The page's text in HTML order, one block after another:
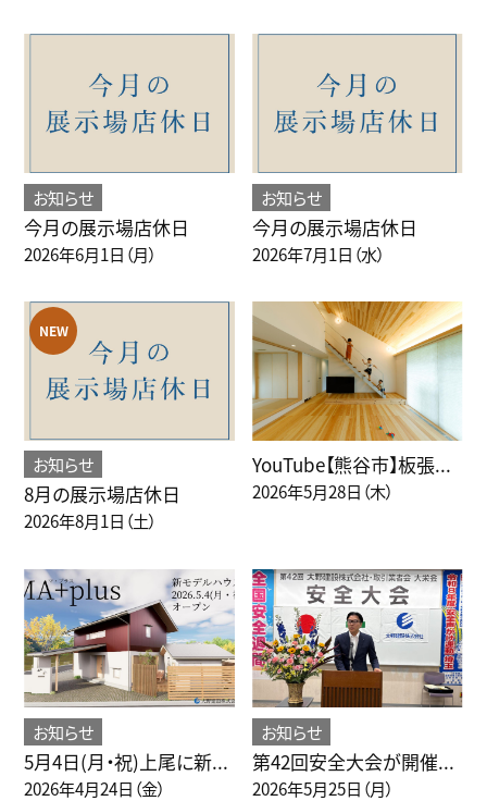
お知らせ
今月の展示場店休日
2026年6月1日（月）
お知らせ
今月の展示場店休日
2026年7月1日（水）
お知らせ
8月の展示場店休日
2026年8月1日（土）
YouTube【熊谷市】板張...
2026年5月28日（木）
お知らせ
5月4日(月・祝)上尾に新...
2026年4月24日（金）
お知らせ
第42回安全大会が開催...
2026年5月25日（月）